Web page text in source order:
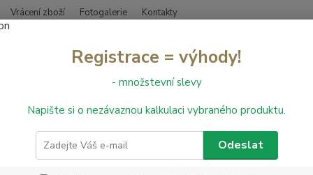
Vrácení zboží Fotogalerie Kontakty
Hledat
Kobercové čtverce Rocket Kobercové čtverce Modulyss Rocket 504
čtverce Modulyss Rocket
Registrace = výhody!
- množstevní slevy
Napište si o nezávaznou kalkulaci vybraného produktu.
Odeslat